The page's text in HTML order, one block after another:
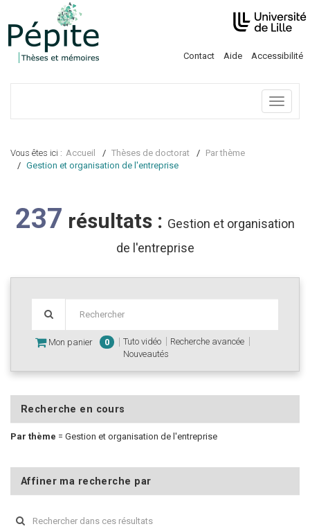
Contact Aide Accessibilité
Menu
Vous êtes ici : Accueil Thèses de doctorat
Par thème
Gestion et organisation de l'entreprise
237 résultats : Gestion et organisation
de l'entreprise
Mon panier 0 Tuto vidéo
Recherche avancée
Nouveautés
Recherche en cours
Par thème = Gestion et organisation de l'entreprise
Affiner ma recherche par